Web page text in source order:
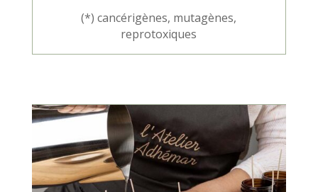
(*) cancérigènes, mutagènes,
reprotoxiques